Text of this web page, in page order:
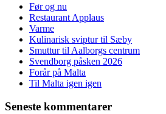
Før og nu
Restaurant Applaus
Varme
Kulinarisk sviptur til Sæby
Smuttur til Aalborgs centrum
Svendborg påsken 2026
Forår på Malta
Til Malta igen igen
Seneste kommentarer